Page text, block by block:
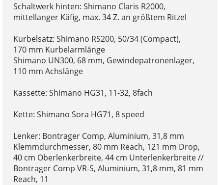
Schaltwerk hinten: Shimano Claris R2000,
mittellanger Käfig, max. 34 Z. an größtem Ritzel
Kurbelsatz: Shimano RS200, 50/34 (Compact),
170 mm Kurbelarmlänge
Shimano UN300, 68 mm, Gewindepatronenlager,
110 mm Achslänge
Kassette: Shimano HG31, 11-32, 8fach
Kette: Shimano Sora HG71, 8 speed
Lenker: Bontrager Comp, Aluminium, 31,8 mm
Klemmdurchmesser, 80 mm Reach, 121 mm Drop,
40 cm Oberlenkerbreite, 44 cm Unterlenkerbreite //
Bontrager Comp VR-S, Aluminium, 31,8 mm, 81 mm
Reach, 11